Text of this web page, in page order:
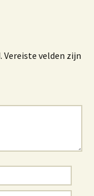
Vereiste velden zijn